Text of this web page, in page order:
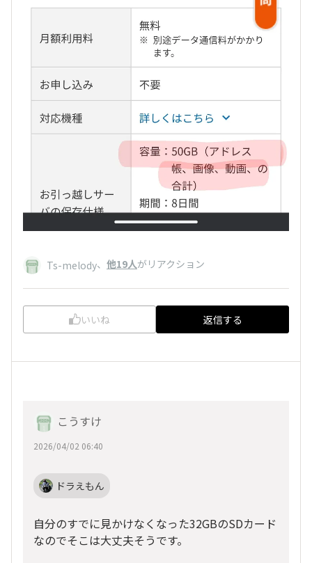
Ts-melody、 他19人がリアクション
いいね 返信する
こうすけ
2026/04/02 06:40
ドラえもん
自分のすでに見かけなくなった32GBのSDカード
なのでそこは大丈夫そうです。